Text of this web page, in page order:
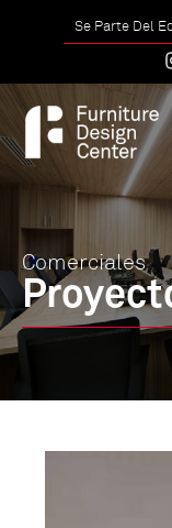
Se Parte Del
Comerciales